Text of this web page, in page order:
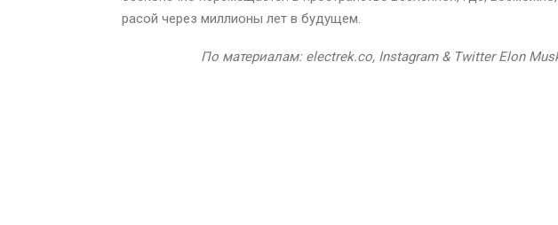
расой через миллионы лет в будущем.
По материалам: electrek.co, Instagram & Twitter Elon